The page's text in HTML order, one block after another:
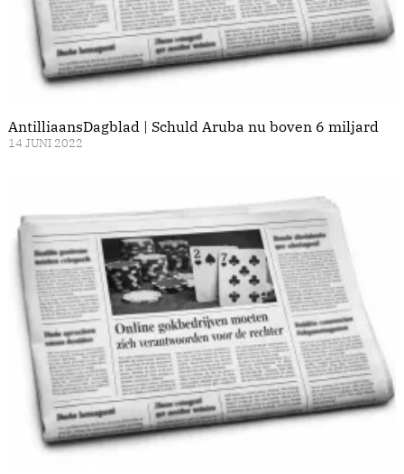
AntilliaansDagblad | Schuld Aruba nu boven 6 miljard
14 JUNI 2022